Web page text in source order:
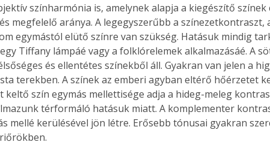
színharmónia is, amelynek alapja a kiegészítő színek
megfelelő aránya. A legegyszerűbb a színezetkontraszt,
egymástól elütő színre van szükség. Hatásuk mindig
Tiffany lámpáé vagy a folklórelemek alkalmazásáé. A
és ellentétes színekből áll. Gyakran van jelen a
terekben. A színek az emberi agyban eltérő hőérzetet
keltő szín egymás mellettisége adja a hideg-meleg
térformáló hatásuk miatt. A komplementer
mellé kerülésével jön létre. Erősebb tónusai gyakran